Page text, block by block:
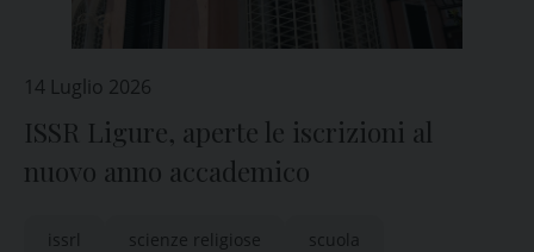
14 Luglio 2026
ISSR Ligure, aperte le iscrizioni al
nuovo anno accademico
issrl scienze religiose scuola